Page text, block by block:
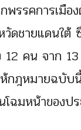
รรคการเมือ
ดชายแดนใต้
คน จาก 13
ห้กฎหมายฉบับ
ฉมหน้าของปร